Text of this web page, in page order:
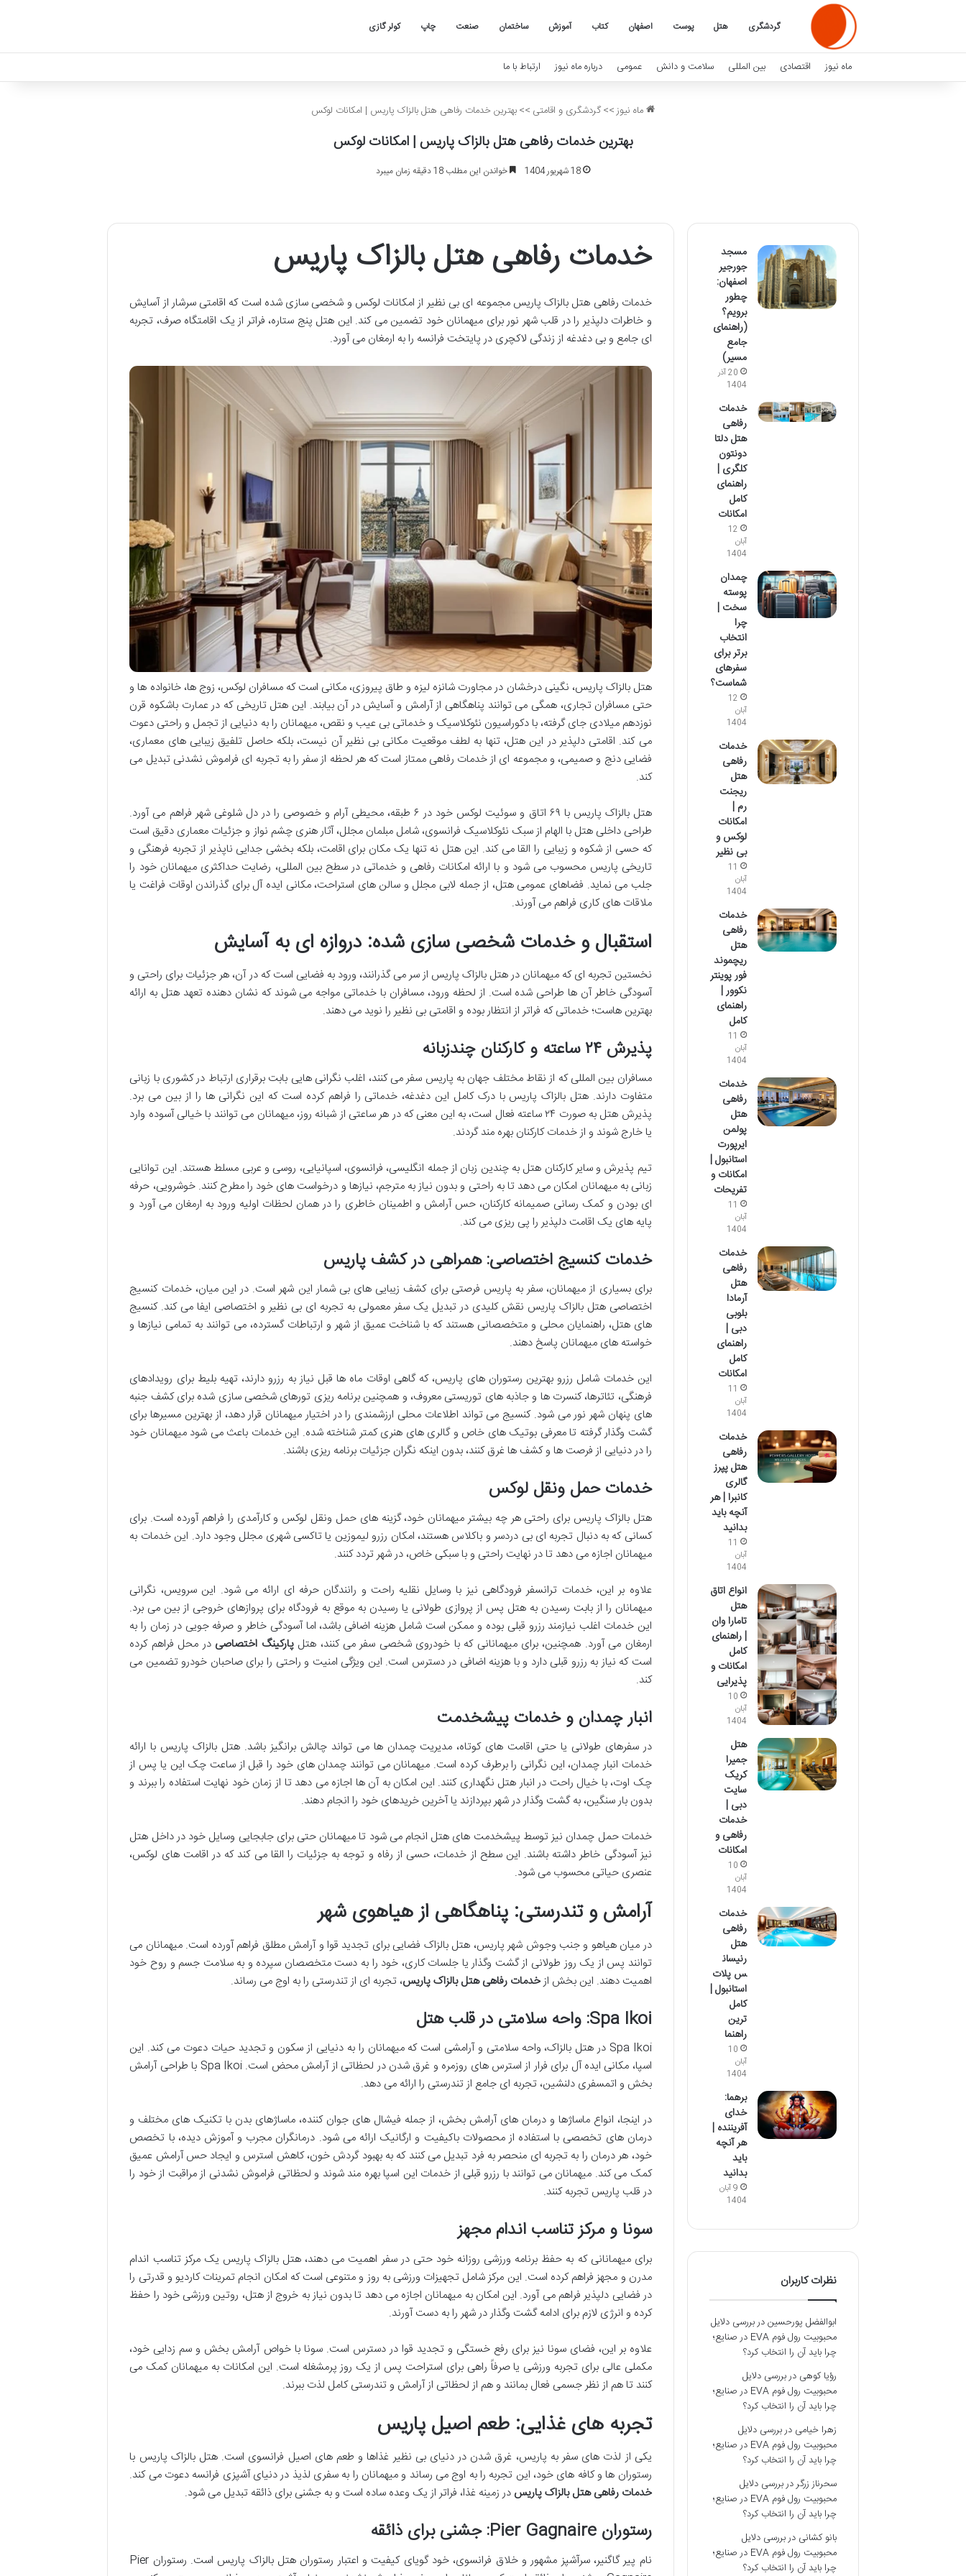
گردشگری هتل پوست اصفهان کتاب آموزش ساختمان صنعت چاپ کولر گازی
ماه نیوز اقتصادی بین المللی سلامت و دانش عمومی درباره ماه نیوز ارتباط با ما
ماه نیوز>>گردشگری و اقامتی >>بهترین خدمات رفاهی هتل بالزاک پاریس | امکانات لوکس
بهترین خدمات رفاهی هتل بالزاک پاریس | امکانات لوکس
18 شهریور 1404 خواندن این مطلب 18 دقیقه زمان میبرد
خدمات رفاهی هتل بالزاک پاریس
خدمات رفاهی هتل بالزاک پاریس مجموعه ای بی نظیر از امکانات لوکس و شخصی سازی شده است که اقامتی سرشار از آسایش
و خاطرات دلپذیر را در قلب شهر نور برای میهمانان خود تضمین می کند. این هتل پنج ستاره، فراتر از یک اقامتگاه صرف، تجربه
ای جامع و بی دغدغه از زندگی لاکچری در پایتخت فرانسه را به ارمغان می آورد.
هتل بالزاک پاریس، نگینی درخشان در مجاورت شانزه لیزه و طاق پیروزی، مکانی است که مسافران لوکس، زوج ها، خانواده ها و
حتی مسافران تجاری، همگی می توانند پناهگاهی از آرامش و آسایش در آن بیابند. این هتل تاریخی که در عمارت باشکوه قرن
نوزدهم میلادی جای گرفته، با دکوراسیون نئوکلاسیک و خدماتی بی عیب و نقص، میهمانان را به دنیایی از تجمل و راحتی دعوت
می کند. اقامتی دلپذیر در این هتل، تنها به لطف موقعیت مکانی بی نظیر آن نیست، بلکه حاصل تلفیق زیبایی های معماری،
فضایی دنج و صمیمی، و مجموعه ای از خدمات رفاهی ممتاز است که هر لحظه از سفر را به تجربه ای فراموش نشدنی تبدیل می
کند.
هتل بالزاک پاریس با ۶۹ اتاق و سوئیت لوکس خود در ۶ طبقه، محیطی آرام و خصوصی را در دل شلوغی شهر فراهم می آورد.
طراحی داخلی هتل با الهام از سبک نئوکلاسیک فرانسوی، شامل مبلمان مجلل، آثار هنری چشم نواز و جزئیات معماری دقیق است
که حسی از شکوه و زیبایی را القا می کند. این هتل نه تنها یک مکان برای اقامت، بلکه بخشی جدایی ناپذیر از تجربه فرهنگی و
تاریخی پاریس محسوب می شود و با ارائه امکانات رفاهی و خدماتی در سطح بین المللی، رضایت حداکثری میهمانان خود را
جلب می نماید. فضاهای عمومی هتل، از جمله لابی مجلل و سالن های استراحت، مکانی ایده آل برای گذراندن اوقات فراغت یا
ملاقات های کاری فراهم می آورند.
استقبال و خدمات شخصی سازی شده: دروازه ای به آسایش
نخستین تجربه ای که میهمانان در هتل بالزاک پاریس از سر می گذرانند، ورود به فضایی است که در آن، هر جزئیات برای راحتی و
آسودگی خاطر آن ها طراحی شده است. از لحظه ورود، مسافران با خدماتی مواجه می شوند که نشان دهنده تعهد هتل به ارائه
بهترین هاست؛ خدماتی که فراتر از انتظار بوده و اقامتی بی نظیر را نوید می دهند.
پذیرش ۲۴ ساعته و کارکنان چندزبانه
مسافران بین المللی که از نقاط مختلف جهان به پاریس سفر می کنند، اغلب نگرانی هایی بابت برقراری ارتباط در کشوری با زبانی
متفاوت دارند. هتل بالزاک پاریس با درک کامل این دغدغه، خدماتی را فراهم کرده است که این نگرانی ها را از بین می برد.
پذیرش هتل به صورت ۲۴ ساعته فعال است، به این معنی که در هر ساعتی از شبانه روز، میهمانان می توانند با خیالی آسوده وارد
یا خارج شوند و از خدمات کارکنان بهره مند گردند.
تیم پذیرش و سایر کارکنان هتل به چندین زبان از جمله انگلیسی، فرانسوی، اسپانیایی، روسی و عربی مسلط هستند. این توانایی
زبانی به میهمانان امکان می دهد تا به راحتی و بدون نیاز به مترجم، نیازها و درخواست های خود را مطرح کنند. خوشرویی، حرفه
ای بودن و کمک رسانی صمیمانه کارکنان، حس آرامش و اطمینان خاطری را در همان لحظات اولیه ورود به ارمغان می آورد و
پایه های یک اقامت دلپذیر را پی ریزی می کند.
خدمات کنسیج اختصاصی: همراهی در کشف پاریس
برای بسیاری از میهمانان، سفر به پاریس فرصتی برای کشف زیبایی های بی شمار این شهر است. در این میان، خدمات کنسیج
اختصاصی هتل بالزاک پاریس نقش کلیدی در تبدیل یک سفر معمولی به تجربه ای بی نظیر و اختصاصی ایفا می کند. کنسیج
های هتل، راهنمایان محلی و متخصصانی هستند که با شناخت عمیق از شهر و ارتباطات گسترده، می توانند به تمامی نیازها و
خواسته های میهمانان پاسخ دهند.
این خدمات شامل رزرو بهترین رستوران های پاریس، که گاهی اوقات ماه ها قبل نیاز به رزرو دارند، تهیه بلیط برای رویدادهای
فرهنگی، تئاترها، کنسرت ها و جاذبه های توریستی معروف، و همچنین برنامه ریزی تورهای شخصی سازی شده برای کشف جنبه
های پنهان شهر نور می شود. کنسیج می تواند اطلاعات محلی ارزشمندی را در اختیار میهمانان قرار دهد، از بهترین مسیرها برای
گشت وگذار گرفته تا معرفی بوتیک های خاص و گالری های هنری کمتر شناخته شده. این خدمات باعث می شود میهمانان خود
را در دنیایی از فرصت ها و کشف ها غرق کنند، بدون اینکه نگران جزئیات برنامه ریزی باشند.
خدمات حمل ونقل لوکس
هتل بالزاک پاریس برای راحتی هر چه بیشتر میهمانان خود، گزینه های حمل ونقل لوکس و کارآمدی را فراهم آورده است. برای
کسانی که به دنبال تجربه ای بی دردسر و باکلاس هستند، امکان رزرو لیموزین یا تاکسی شهری مجلل وجود دارد. این خدمات به
میهمانان اجازه می دهد تا در نهایت راحتی و با سبکی خاص، در شهر تردد کنند.
علاوه بر این، خدمات ترانسفر فرودگاهی نیز با وسایل نقلیه راحت و رانندگان حرفه ای ارائه می شود. این سرویس، نگرانی
میهمانان را از بابت رسیدن به هتل پس از پروازی طولانی یا رسیدن به موقع به فرودگاه برای پروازهای خروجی از بین می برد.
این خدمات اغلب نیازمند رزرو قبلی بوده و ممکن است شامل هزینه اضافی باشد، اما آسودگی خاطر و صرفه جویی در زمان را به
ارمغان می آورد. همچنین، برای میهمانانی که با خودروی شخصی سفر می کنند، هتلپارکینگ اختصاصی در محل فراهم کرده
است که نیاز به رزرو قبلی دارد و با هزینه اضافی در دسترس است. این ویژگی امنیت و راحتی را برای صاحبان خودرو تضمین می
کند.
انبار چمدان و خدمات پیشخدمت
در سفرهای طولانی یا حتی اقامت های کوتاه، مدیریت چمدان ها می تواند چالش برانگیز باشد. هتل بالزاک پاریس با ارائه
خدمات انبار چمدان، این نگرانی را برطرف کرده است. میهمانان می توانند چمدان های خود را قبل از ساعت چک این یا پس از
چک اوت، با خیال راحت در انبار هتل نگهداری کنند. این امکان به آن ها اجازه می دهد تا از زمان خود نهایت استفاده را ببرند و
بدون بار سنگین، به گشت وگذار در شهر بپردازند یا آخرین خریدهای خود را انجام دهند.
خدمات حمل چمدان نیز توسط پیشخدمت های هتل انجام می شود تا میهمانان حتی برای جابجایی وسایل خود در داخل هتل
نیز آسودگی خاطر داشته باشند. این سطح از خدمات، حسی از رفاه و توجه به جزئیات را القا می کند که در اقامت های لوکس،
عنصری حیاتی محسوب می شود.
آرامش و تندرستی: پناهگاهی از هیاهوی شهر
در میان هیاهو و جنب وجوش شهر پاریس، هتل بالزاک فضایی برای تجدید قوا و آرامش مطلق فراهم آورده است. میهمانان می
توانند پس از یک روز طولانی از گشت وگذار یا جلسات کاری، خود را به دست متخصصان سپرده و به سلامت جسم و روح خود
اهمیت دهند. این بخش ازخدمات رفاهی هتل بالزاک پاریس، تجربه ای از تندرستی را به اوج می رساند.
Spa Ikoi: واحه سلامتی در قلب هتل
Spa Ikoi در هتل بالزاک، واحه سلامتی و آرامشی است که میهمانان را به دنیایی از سکون و تجدید حیات دعوت می کند. این
اسپا، مکانی ایده آل برای فرار از استرس های روزمره و غرق شدن در لحظاتی از آرامش محض است. Spa Ikoi با طراحی آرامش
بخش و اتمسفری دلنشین، تجربه ای جامع از تندرستی را ارائه می دهد.
در اینجا، انواع ماساژها و درمان های آرامش بخش، از جمله فیشال های جوان کننده، ماساژهای بدن با تکنیک های مختلف و
درمان های تخصصی با استفاده از محصولات باکیفیت و ارگانیک ارائه می شود. درمانگران مجرب و آموزش دیده، با تخصص
خود، هر درمان را به تجربه ای منحصر به فرد تبدیل می کنند که به بهبود گردش خون، کاهش استرس و ایجاد حس آرامش عمیق
کمک می کند. میهمانان می توانند با رزرو قبلی از خدمات این اسپا بهره مند شوند و لحظاتی فراموش نشدنی از مراقبت از خود را
در قلب پاریس تجربه کنند.
سونا و مرکز تناسب اندام مجهز
برای میهمانانی که به حفظ برنامه ورزشی روزانه خود حتی در سفر اهمیت می دهند، هتل بالزاک پاریس یک مرکز تناسب اندام
مدرن و مجهز فراهم کرده است. این مرکز شامل تجهیزات ورزشی به روز و متنوعی است که امکان انجام تمرینات کاردیو و قدرتی را
در فضایی دلپذیر فراهم می آورد. این امکان به میهمانان اجازه می دهد تا بدون نیاز به خروج از هتل، روتین ورزشی خود را حفظ
کرده و انرژی لازم برای ادامه گشت وگذار در شهر را به دست آورند.
علاوه بر این، فضای سونا نیز برای رفع خستگی و تجدید قوا در دسترس است. سونا با خواص آرامش بخش و سم زدایی خود،
مکملی عالی برای تجربه ورزشی یا صرفاً راهی برای استراحت پس از یک روز پرمشغله است. این امکانات به میهمانان کمک می
کنند تا هم از نظر جسمی فعال بمانند و هم از لحظاتی از آرامش و تندرستی کامل لذت ببرند.
تجربه های غذایی: طعم اصیل پاریس
یکی از لذت های سفر به پاریس، غرق شدن در دنیای بی نظیر غذاها و طعم های اصیل فرانسوی است. هتل بالزاک پاریس با
رستوران ها و کافه های خود، این تجربه را به اوج می رساند و میهمانان را به سفری لذیذ در دنیای آشپزی فرانسه دعوت می کند.
خدمات رفاهی هتل بالزاک پاریس در زمینه غذا، فراتر از یک وعده ساده است و به جشنی برای ذائقه تبدیل می شود.
رستوران Pier Gagnaire: جشنی برای ذائقه
نام پیر گاگنیر، سرآشپز مشهور و خلاق فرانسوی، خود گویای کیفیت و اعتبار رستوران هتل بالزاک پاریس است. رستوران Pier
مسجد
جورجیر
اصفهان:
چطور
برویم؟
(راهنمای
جامع
مسیر)
20 آذر
1404
خدمات
رفاهی
هتل دلتا
دونتون
کلگری |
راهنمای
کامل
امکانات
12
آبان
1404
چمدان
پوسته
سخت |
چرا
انتخاب
برتر برای
سفرهای
شماست؟
12
آبان
1404
خدمات
رفاهی
هتل
ریجنت
رم |
امکانات
لوکس و
بی نظیر
11
آبان
1404
خدمات
رفاهی
هتل
ریچموند
فور پوینتر
نکوور |
راهنمای
کامل
11
آبان
1404
خدمات
رفاهی
هتل
پولمن
ایرپورت
استانبول |
امکانات و
تفریحات
11
آبان
1404
خدمات
رفاهی
هتل
آرمادا
بلوبی
دبی |
راهنمای
کامل
امکانات
11
آبان
1404
خدمات
رفاهی
هتل پپرز
گالری
کانبرا | هر
آنچه باید
بدانید
11
آبان
1404
انواع اتاق
هتل
تامارا وان
| راهنمای
کامل
امکانات و
پذیرایی
10
آبان
1404
هتل
جمیرا
کریک
سایت
دبی |
خدمات
رفاهی و
امکانات
10
آبان
1404
خدمات
رفاهی
هتل
رنیسان
س پلات
استانبول |
کامل
ترین
راهنما
10
آبان
1404
برهما:
خدای
آفریننده |
هر آنچه
باید
بدانید
9 آبان
1404
نظرات کاربران
ابوالفضل پورحسیندربررسی دلایل
محبوبیت رول فوم EVA در صنایع؛
چرا باید آن را انتخاب کرد؟
رؤیا کوهی دربررسی دلایل
محبوبیت رول فوم EVA در صنایع؛
چرا باید آن را انتخاب کرد؟
زهرا خیامی دربررسی دلایل
محبوبیت رول فوم EVA در صنایع؛
چرا باید آن را انتخاب کرد؟
سحرناز زرگردربررسی دلایل
محبوبیت رول فوم EVA در صنایع؛
چرا باید آن را انتخاب کرد؟
بانو کشانی دربررسی دلایل
محبوبیت رول فوم EVA در صنایع؛
چرا باید آن را انتخاب کرد؟